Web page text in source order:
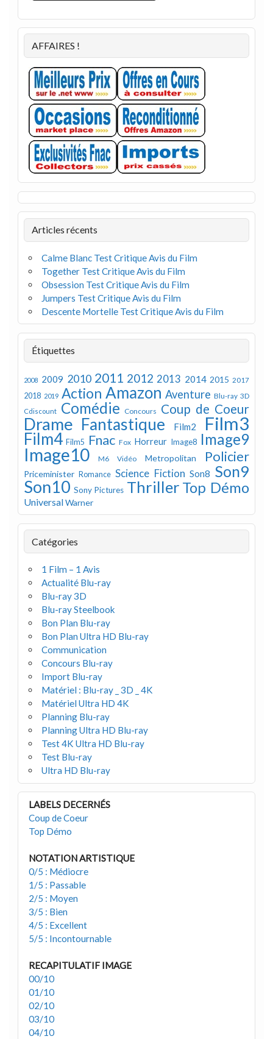
AFFAIRES !
Articles récents
Calme Blanc Test Critique Avis du Film
Together Test Critique Avis du Film
Obsession Test Critique Avis du Film
Jumpers Test Critique Avis du Film
Descente Mortelle Test Critique Avis du Film
Étiquettes
2008 2009 2010 2011 2012 2013 2014 2015 2017
2018 2019 Action Amazon Aventure Blu-ray 3D
Cdiscount Comédie Concours Coup de Coeur
Drame Fantastique Film2 Film3
Film4 Film5 Fnac Fox Horreur Image8 Image9
Image10 M6 Vidéo Metropolitan Policier
Priceminister Romance Science Fiction Son8 Son9
Son10 Sony Pictures Thriller Top Démo
UniversalWarner
Catégories
1 Film – 1 Avis
Actualité Blu-ray
Blu-ray 3D
Blu-ray Steelbook
Bon Plan Blu-ray
Bon Plan Ultra HD Blu-ray
Communication
Concours Blu-ray
Import Blu-ray
Matériel : Blu-ray _ 3D _ 4K
Matériel Ultra HD 4K
Planning Blu-ray
Planning Ultra HD Blu-ray
Test 4K Ultra HD Blu-ray
Test Blu-ray
Ultra HD Blu-ray
LABELS DECERNÉS
Coup de Coeur
Top Démo
NOTATION ARTISTIQUE
0/5 : Médiocre
1/5 : Passable
2/5 : Moyen
3/5 : Bien
4/5 : Excellent
5/5 : Incontournable
RECAPITULATIF IMAGE
00/10
01/10
02/10
03/10
04/10